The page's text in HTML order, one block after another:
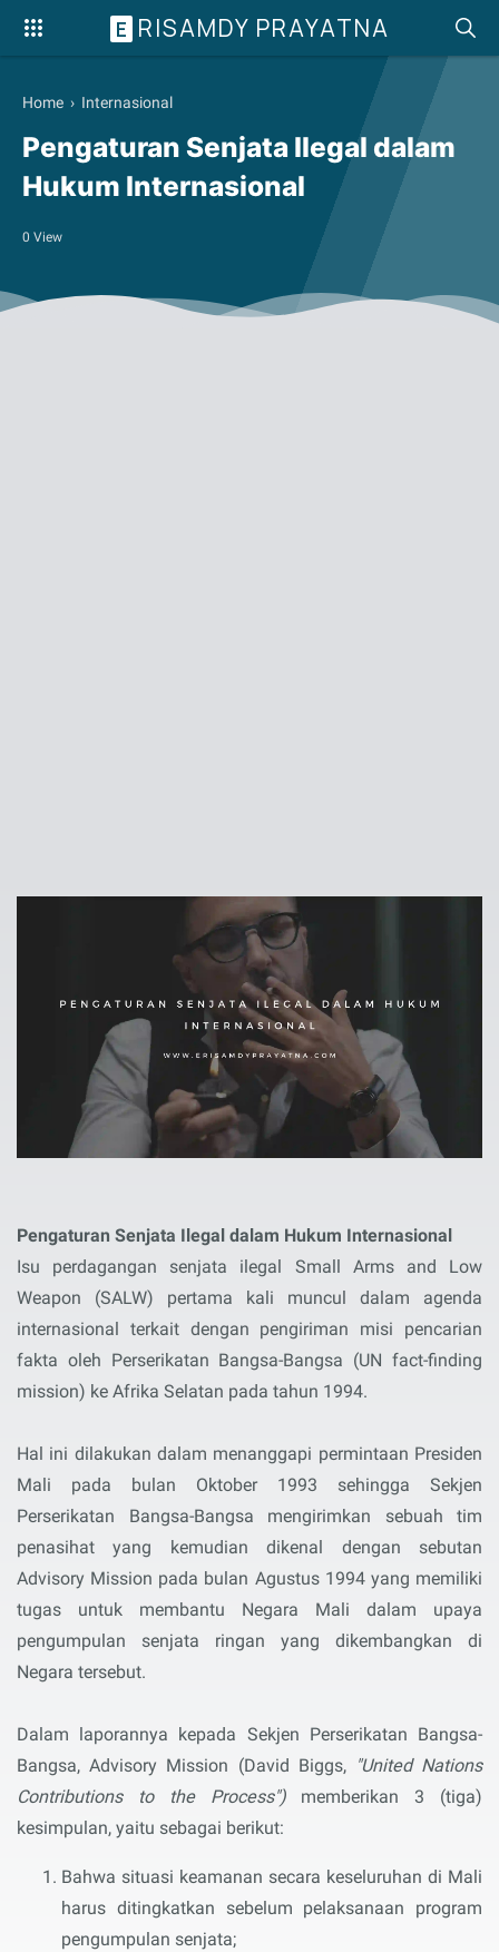
E RISAMDY PRAYATNA
Home › Internasional
Pengaturan Senjata Ilegal dalam
Hukum Internasional
0 View
Pengaturan Senjata Ilegal dalam Hukum Internasional
Isu perdagangan senjata ilegal Small Arms and Low
Weapon (SALW) pertama kali muncul dalam agenda
internasional terkait dengan pengiriman misi pencarian
fakta oleh Perserikatan Bangsa-Bangsa (UN fact-finding
mission) ke Afrika Selatan pada tahun 1994.
Hal ini dilakukan dalam menanggapi permintaan Presiden
Mali pada bulan Oktober 1993 sehingga Sekjen
Perserikatan Bangsa-Bangsa mengirimkan sebuah tim
penasihat yang kemudian dikenal dengan sebutan
Advisory Mission pada bulan Agustus 1994 yang memiliki
tugas untuk membantu Negara Mali dalam upaya
pengumpulan senjata ringan yang dikembangkan di
Negara tersebut.
Dalam laporannya kepada Sekjen Perserikatan Bangsa-
Bangsa, Advisory Mission (David Biggs, "United Nations
Contributions to the Process")memberikan 3 (tiga)
kesimpulan, yaitu sebagai berikut:
Bahwa situasi keamanan secara keseluruhan di Mali
harus ditingkatkan sebelum pelaksanaan program
pengumpulan senjata;